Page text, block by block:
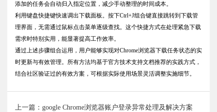
添加的任务会自动归入指定位置，减少手动整理的时间成本。
利用键盘快捷键快速调出下载面板。按下Ctrl+J组合键直接跳转到下载管
理界面，无需通过鼠标点击菜单逐级查找。这个快捷方式在处理紧急下载
需求时特别实用，能显著提高工作效率。
通过上述步骤组合运用，用户能够实现对Chrome浏览器下载任务状态的实
时更新与有效管理。所有方法均基于官方技术支持文档推荐的实践方式，
结合社区验证过的有效方案，可根据实际使用场景灵活调整实施细节。
上一篇：google Chrome浏览器账户登录异常处理及解决方案